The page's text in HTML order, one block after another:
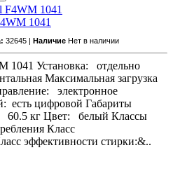
1041
32645 | Наличие Нет в наличии
1041 Установка: отдельно
Максимальная загрузка
электронное
есть цифровой Габариты
кг Цвет: белый Классы
Класс
эффективности стирки:&..